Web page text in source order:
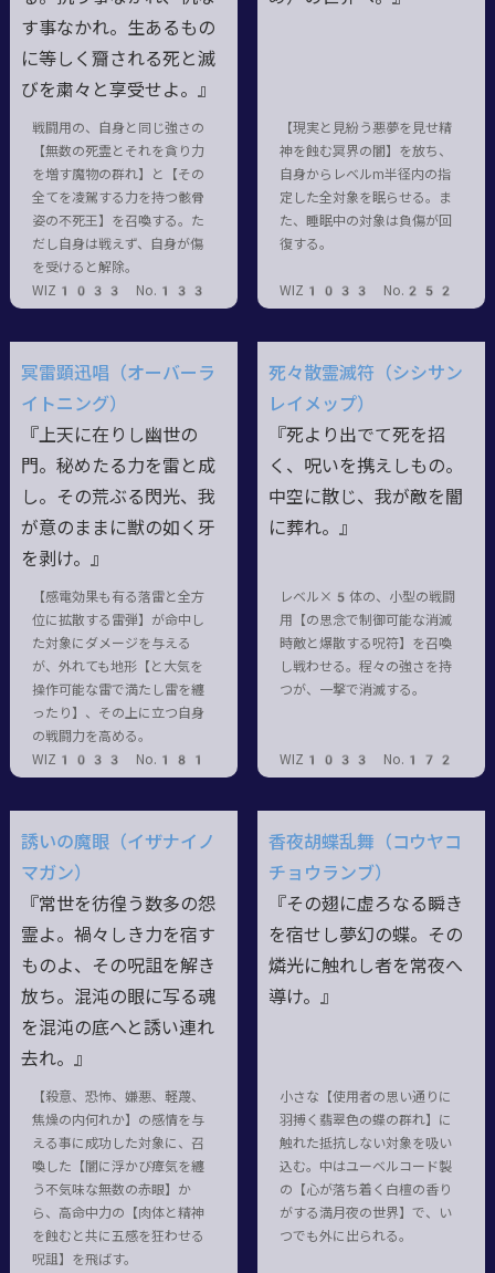
す事なかれ。生あるもの
に等しく齎される死と滅
びを粛々と享受せよ。』
戦闘用の、自身と同じ強さの
【無数の死霊とそれを貪り力
を増す魔物の群れ】と【その
全てを凌駕する力を持つ骸骨
姿の不死王】を召喚する。た
だし自身は戦えず、自身が傷
を受けると解除。
WIZ1033 No.133
【現実と見紛う悪夢を見せ精
神を蝕む冥界の闇】を放ち、
自身からレベルm半径内の指
定した全対象を眠らせる。ま
た、睡眠中の対象は負傷が回
復する。
WIZ1033 No.252
冥雷顕迅唱（オーバーラ
イトニング）
『上天に在りし幽世の
門。秘めたる力を雷と成
し。その荒ぶる閃光、我
が意のままに獣の如く牙
を剥け。』
【感電効果も有る落雷と全方
位に拡散する雷弾】が命中し
た対象にダメージを与える
が、外れても地形【と大気を
操作可能な雷で満たし雷を纏
ったり】、その上に立つ自身
の戦闘力を高める。
WIZ1033 No.181
死々散霊滅符（シシサン
レイメップ）
『死より出でて死を招
く、呪いを携えしもの。
中空に散じ、我が敵を闇
に葬れ。』
レベル×5体の、小型の戦闘
用【の思念で制御可能な消滅
時敵と爆散する呪符】を召喚
し戦わせる。程々の強さを持
つが、一撃で消滅する。
WIZ1033 No.172
誘いの魔眼（イザナイノ
マガン）
『常世を彷徨う数多の怨
霊よ。禍々しき力を宿す
ものよ、その呪詛を解き
放ち。混沌の眼に写る魂
を混沌の底へと誘い連れ
去れ。』
【殺意、恐怖、嫌悪、軽蔑、
焦燥の内何れか】の感情を与
える事に成功した対象に、召
喚した【闇に浮かび瘴気を纏
う不気味な無数の赤眼】か
ら、高命中力の【肉体と精神
を蝕むと共に五感を狂わせる
呪詛】を飛ばす。
香夜胡蝶乱舞（コウヤコ
チョウランブ）
『その翅に虚ろなる瞬き
を宿せし夢幻の蝶。その
燐光に触れし者を常夜へ
導け。』
小さな【使用者の思い通りに
羽搏く翡翠色の蝶の群れ】に
触れた抵抗しない対象を吸い
込む。中はユーベルコード製
の【心が落ち着く白檀の香り
がする満月夜の世界】で、い
つでも外に出られる。